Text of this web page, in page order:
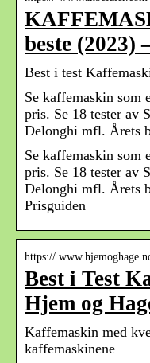
beste (2023)
Best i test
Se kaffemaskin som
pris. Se 18 tester av
Delonghi mfl. Årets
Se kaffemaskin som
pris. Se 18 tester av
Delonghi mfl. Årets
Prisguiden
https://
Best i Test
Hjem og
Kaffemaskin med
kaffemaskinene